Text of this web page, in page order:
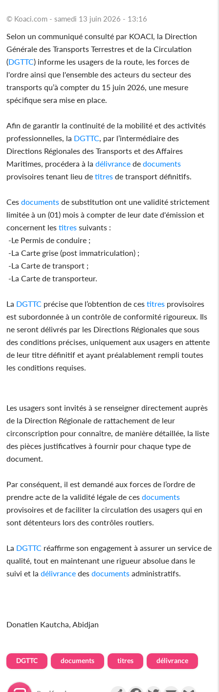
© Koaci.com - samedi 13 juin 2026 - 13:16
Selon un communiqué consulté par KOACI, la Direction
Générale des Transports Terrestres et de la Circulation
(DGTTC) informe les usagers de la route, les forces de
l'ordre ainsi que l'ensemble des acteurs du secteur des
transports qu’à compter du 15 juin 2026, une mesure
spécifique sera mise en place.
Afin de garantir la continuité de la mobilité et des activités
professionnelles, la DGTTC , par l’intermédiaire des
Directions Régionales des Transports et des Affaires
Maritimes, procédera à ladélivrance dedocuments
provisoires tenant lieu detitres de transport définitifs.
Cesdocuments de substitution ont une validité strictement
limitée à un (01) mois à compter de leur date d'émission et
concernent lestitres suivants :
-Le Permis de conduire ;
-La Carte grise (post immatriculation) ;
-La Carte de transport ;
-La Carte de transporteur.
La DGTTC précise que l’obtention de cestitres provisoires
est subordonnée à un contrôle de conformité rigoureux. Ils
ne seront délivrés par les Directions Régionales que sous
des conditions précises, uniquement aux usagers en attente
de leur titre définitif et ayant préalablement rempli toutes
les conditions requises.
Les usagers sont invités à se renseigner directement auprès
de la Direction Régionale de rattachement de leur
circonscription pour connaître, de manière détaillée, la liste
des pièces justificatives à fournir pour chaque type de
document.
Par conséquent, il est demandé aux forces de l’ordre de
prendre acte de la validité légale de cesdocuments
provisoires et de faciliter la circulation des usagers qui en
sont détenteurs lors des contrôles routiers.
La DGTTC réaffirme son engagement à assurer un service de
qualité, tout en maintenant une rigueur absolue dans le
suivi et ladélivrance desdocuments administratifs.
Donatien Kautcha, Abidjan
DGTTC documents titres délivrance
PartagerFacebookTwitterEmail